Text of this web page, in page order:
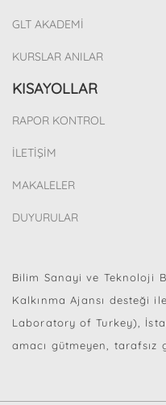
GLT AKADEMİ
KURSLAR ANILAR
KISAYOLLAR
RAPOR KONTROL
İLETİŞİM
MAKALELER
DUYURULAR
Bilim Sanayi ve Teknoloji
Kalkınma Ajansı desteği
Laboratory of Turkey),
amacı gütmeyen, tarafsız